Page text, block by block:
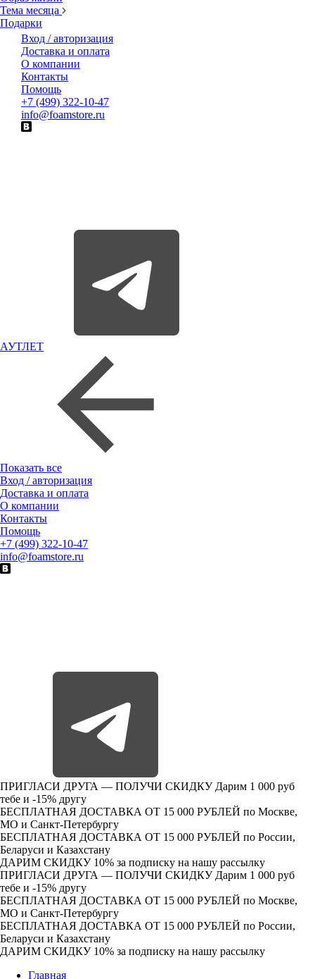
Тема месяца
Подарки
Вход / авторизация
Доставка и оплата
О компании
Контакты
Помощь
+7 (499) 322-10-47
info@foamstore.ru
АУТЛЕТ
Показать все
Вход / авторизация
Доставка и оплата
О компании
Контакты
Помощь
+7 (499) 322-10-47
info@foamstore.ru
ПРИГЛАСИ ДРУГА — ПОЛУЧИ СКИДКУ Дарим 1 000 руб
тебе и -15% другу
БЕСПЛАТНАЯ ДОСТАВКА ОТ 15 000 РУБЛЕЙ по Москве,
МО и Санкт-Петербургу
БЕСПЛАТНАЯ ДОСТАВКА ОТ 15 000 РУБЛЕЙ по России,
Беларуси и Казахстану
ДАРИМ СКИДКУ 10% за подписку на нашу рассылку
ПРИГЛАСИ ДРУГА — ПОЛУЧИ СКИДКУ Дарим 1 000 руб
тебе и -15% другу
БЕСПЛАТНАЯ ДОСТАВКА ОТ 15 000 РУБЛЕЙ по Москве,
МО и Санкт-Петербургу
БЕСПЛАТНАЯ ДОСТАВКА ОТ 15 000 РУБЛЕЙ по России,
Беларуси и Казахстану
ДАРИМ СКИДКУ 10% за подписку на нашу рассылку
Главная